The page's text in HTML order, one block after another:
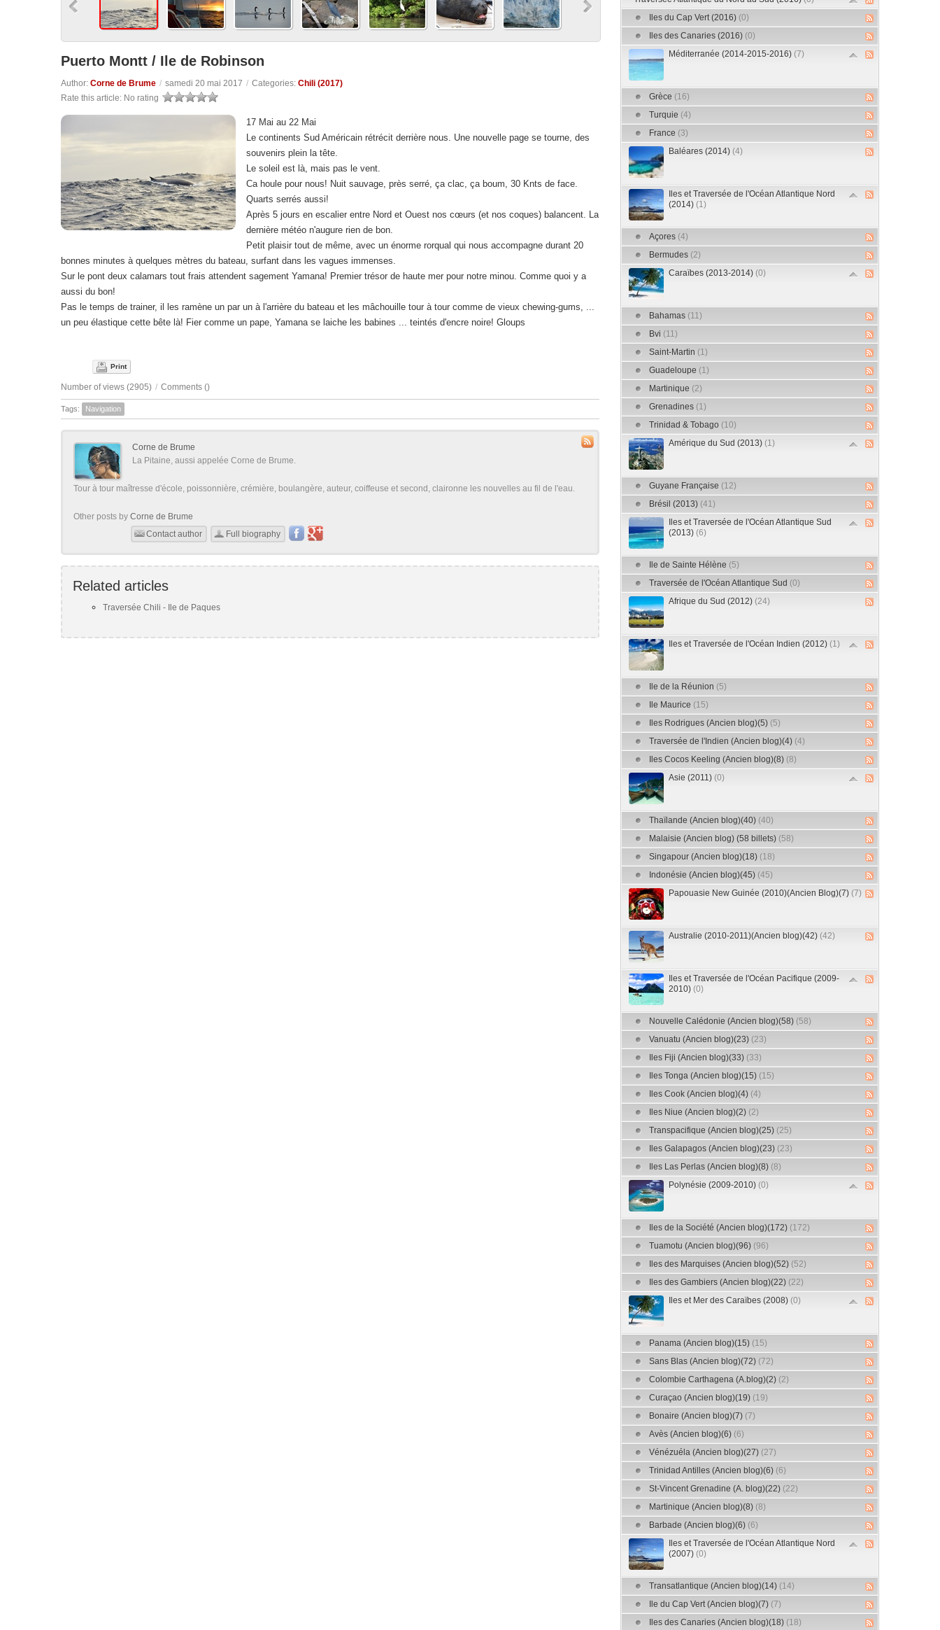
Puerto Montt / Ile de Robinson
Author: Corne de Brume / samedi 20 mai 2017 / Categories: Chili (2017)
Rate this article: No rating
17 Mai au 22 Mai
Le continents Sud Américain rétrécit derrière nous. Une nouvelle page se tourne, des
souvenirs plein la tête.
Le soleil est là, mais pas le vent.
Ca houle pour nous! Nuit sauvage, près serré, ça clac, ça boum, 30 Knts de face.
Quarts serrés aussi!
Après 5 jours en escalier entre Nord et Ouest nos cœurs (et nos coques) balancent. La
dernière météo n'augure rien de bon.
Petit plaisir tout de même, avec un énorme rorqual qui nous accompagne durant 20
bonnes minutes à quelques mètres du bateau, surfant dans les vagues immenses.
Sur le pont deux calamars tout frais attendent sagement Yamana! Premier trésor de haute mer pour notre minou. Comme quoi y a
aussi du bon!
Pas le temps de trainer, il les ramène un par un à l'arrière du bateau et les mâchouille tour à tour comme de vieux chewing-gums, ...
un peu élastique cette bête là! Fier comme un pape, Yamana se laiche les babines ... teintés d'encre noire! Gloups
Print
Number of views (2905) / Comments ()
Tags: Navigation
Corne de Brume
La Pitaine, aussi appelée Corne de Brume.
Tour à tour maîtresse d'école, poissonnière, crémière, boulangère, auteur, coiffeuse et second, claironne les nouvelles au fil de l'eau.
Other posts by Corne de Brume
Contact author
Full biography
Related articles
Traversée Chili - Ile de Paques
Iles du Cap Vert (2016) (0)
Iles des Canaries (2016) (0)
Méditerranée (2014-2015-2016) (7)
Grèce (16)
Turquie (4)
France (3)
Baléares (2014) (4)
Iles et Traversée de l'Océan Atlantique Nord
(2014) (1)
Açores (4)
Bermudes (2)
Caraïbes (2013-2014) (0)
Bahamas (11)
Bvi (11)
Saint-Martin (1)
Guadeloupe (1)
Martinique (2)
Grenadines (1)
Trinidad & Tobago (10)
Amérique du Sud (2013) (1)
Guyane Française (12)
Brésil (2013) (41)
Iles et Traversée de l'Océan Atlantique Sud
(2013) (6)
Ile de Sainte Hélène (5)
Traversée de l'Océan Atlantique Sud (0)
Afrique du Sud (2012) (24)
Iles et Traversée de l'Océan Indien (2012) (1)
Ile de la Réunion (5)
Ile Maurice (15)
Iles Rodrigues (Ancien blog)(5) (5)
Traversée de l'Indien (Ancien blog)(4) (4)
Iles Cocos Keeling (Ancien blog)(8) (8)
Asie (2011) (0)
Thaïlande (Ancien blog)(40) (40)
Malaisie (Ancien blog) (58 billets) (58)
Singapour (Ancien blog)(18) (18)
Indonésie (Ancien blog)(45) (45)
Papouasie New Guinée (2010)(Ancien Blog)(7) (7)
Australie (2010-2011)(Ancien blog)(42) (42)
Iles et Traversée de l'Océan Pacifique (2009-
2010) (0)
Nouvelle Calédonie (Ancien blog)(58) (58)
Vanuatu (Ancien blog)(23) (23)
Iles Fiji (Ancien blog)(33) (33)
Iles Tonga (Ancien blog)(15) (15)
Iles Cook (Ancien blog)(4) (4)
Iles Niue (Ancien blog)(2) (2)
Transpacifique (Ancien blog)(25) (25)
Iles Galapagos (Ancien blog)(23) (23)
Iles Las Perlas (Ancien blog)(8) (8)
Polynésie (2009-2010) (0)
Iles de la Société (Ancien blog)(172) (172)
Tuamotu (Ancien blog)(96) (96)
Iles des Marquises (Ancien blog)(52) (52)
Iles des Gambiers (Ancien blog)(22) (22)
Iles et Mer des Caraïbes (2008) (0)
Panama (Ancien blog)(15) (15)
Sans Blas (Ancien blog)(72) (72)
Colombie Carthagena (A.blog)(2) (2)
Curaçao (Ancien blog)(19) (19)
Bonaire (Ancien blog)(7) (7)
Avès (Ancien blog)(6) (6)
Vénézuéla (Ancien blog)(27) (27)
Trinidad Antilles (Ancien blog)(6) (6)
St-Vincent Grenadine (A. blog)(22) (22)
Martinique (Ancien blog)(8) (8)
Barbade (Ancien blog)(6) (6)
Iles et Traversée de l'Océan Atlantique Nord
(2007) (0)
Transatlantique (Ancien blog)(14) (14)
Ile du Cap Vert (Ancien blog)(7) (7)
Iles des Canaries (Ancien blog)(18) (18)